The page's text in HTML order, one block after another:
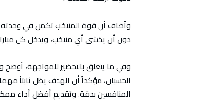
وأضاف أن قوة المنتخب تكمن في وحدته
دون أن يخشى أي منتخب، ويدخل كل
وفي ما يتعلق بالتحضير للمواجهة،
الحسبان، مؤكداً أن الهدف يظل ثابتاً
المنافسين بدقة، وتقديم أفضل أداء